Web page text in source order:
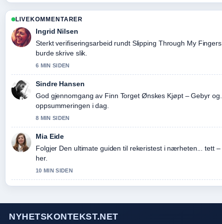
LIVEKOMMENTARER
Ingrid Nilsen
Sterkt verifiseringsarbeid rundt Slipping Through My
burde skrive slik.
6 MIN SIDEN
Sindre Hansen
God gjennomgang av Finn Torget Ønskes Kjøpt – Gebyr
oppsummeringen i dag.
8 MIN SIDEN
Mia Eide
Folgjer Den ultimate guiden til rekeristest i nærheten... tett
her.
10 MIN SIDEN
NYHETSKONTEKST.NET